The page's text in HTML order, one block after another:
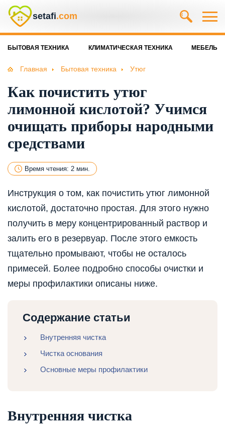
setafi.com
БЫТОВАЯ ТЕХНИКА КЛИМАТИЧЕСКАЯ ТЕХНИКА МЕБЕЛЬ
Главная Бытовая техника Утюг
Как почистить утюг
лимонной кислотой? Учимся
очищать приборы народными
средствами
Время чтения: 2 мин.
Инструкция о том, как почистить утюг лимонной
кислотой, достаточно простая. Для этого нужно
получить в меру концентрированный раствор и
залить его в резервуар. После этого емкость
тщательно промывают, чтобы не осталось
примесей. Более подробно способы очистки и
меры профилактики описаны ниже.
Содержание статьи
Внутренняя чистка
Чистка основания
Основные меры профилактики
Внутренняя чистка